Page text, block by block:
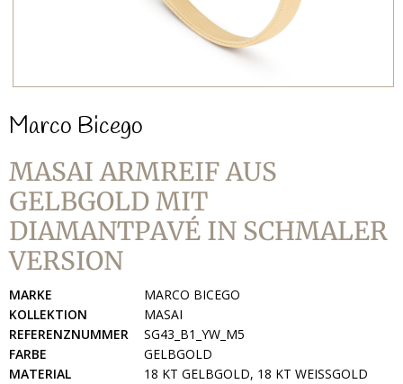
Marco Bicego
MASAI ARMREIF AUS
GELBGOLD MIT
DIAMANTPAVÉ IN SCHMALER
VERSION
MARKE
MARCO BICEGO
KOLLEKTION
MASAI
REFERENZNUMMER
SG43_B1_YW_M5
FARBE
GELBGOLD
MATERIAL
18 KT GELBGOLD, 18 KT WEISSGOLD